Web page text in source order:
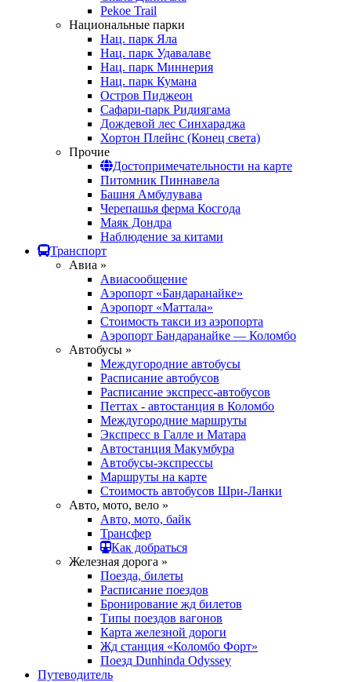
Pekoe Trail
Национальные парки
Нац. парк Яла
Нац. парк Удавалаве
Нац. парк Миннерия
Нац. парк Кумана
Остров Пиджеон
Сафари-парк Ридиягама
Дождевой лес Синхараджа
Хортон Плейнс (Конец света)
Прочие
Достопримечательности на карте
Питомник Пиннавела
Башня Амбулувава
Черепашья ферма Косгода
Маяк Дондра
Наблюдение за китами
Транспорт
Авиа »
Авиасообщение
Аэропорт «Бандаранайке»
Аэропорт «Маттала»
Стоимость такси из аэропорта
Аэропорт Бандаранайке — Коломбо
Автобусы »
Междугородние автобусы
Расписание автобусов
Расписание экспресс-автобусов
Петтах - автостанция в Коломбо
Междугородние маршруты
Экспресс в Галле и Матара
Автостанция Макумбура
Автобусы-экспрессы
Маршруты на карте
Стоимость автобусов Шри-Ланки
Авто, мото, вело »
Авто, мото, байк
Трансфер
Как добраться
Железная дорога »
Поезда, билеты
Расписание поездов
Бронирование жд билетов
Типы поездов вагонов
Карта железной дороги
Жд станция «Коломбо Форт»
Поезд Dunhinda Odyssey
Путеводитель